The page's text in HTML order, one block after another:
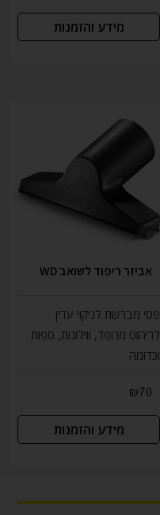
מידע והזמנות
אביזר ריפוד לשואב WD
פסי מברשת לניקוי עדין
לריהוט מרופד, ווילונות, ספות
וכדומה
₪70
מידע והזמנות